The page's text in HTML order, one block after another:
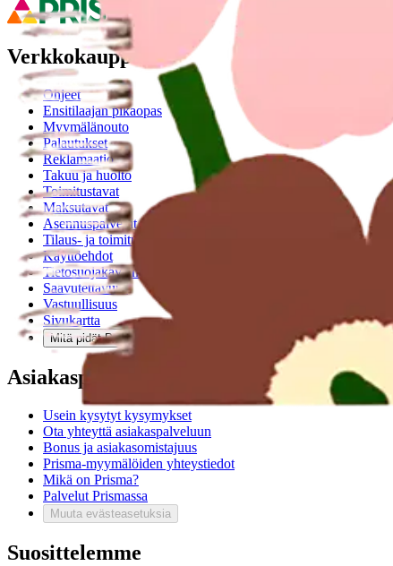
Verkkokauppa
Ohjeet
Ensitilaajan pikaopas
Myymälänouto
Palautukset
Reklamaatio
Takuu ja huolto
Toimitustavat
Maksutavat
Asennuspalvelut
Tilaus- ja toimitusehdot
Käyttöehdot
Tietosuojakäytäntö
Saavutettavuus
Vastuullisuus
Sivukartta
Mitä pidät Prisma.fi-verkkokaupasta?
Asiakaspalvelu
Usein kysytyt kysymykset
Ota yhteyttä asiakaspalveluun
Bonus ja asiakasomistajuus
Prisma-myymälöiden yhteystiedot
Mikä on Prisma?
Palvelut Prismassa
Muuta evästeasetuksia
Suosittelemme